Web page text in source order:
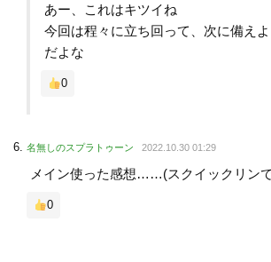
あー、これはキツイね
今回は程々に立ち回って、次に備え
だよな
0
名無しのスプラトゥーン 2022.10.30 01:29
メイン使った感想……(スクイックリン
0